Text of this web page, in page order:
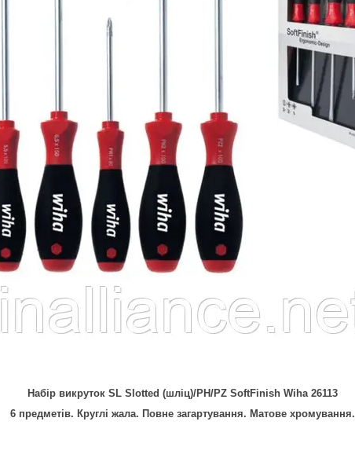
Набір викруток SL Slotted (шліц)/PH/PZ SoftFinish Wiha 26113
6 предметів. Круглі жала. Повне загартування. Матове хромування.